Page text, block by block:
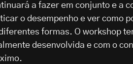
a fazer em conjunto e a
o desempenho e ver como
formas. O workshop
desenvolvida e com o